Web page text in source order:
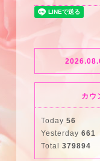
カウ
Today 56
Yesterday 661
Total 379894